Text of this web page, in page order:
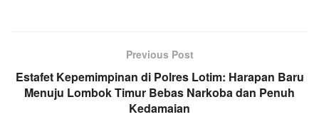
Previous Post
Estafet Kepemimpinan di Polres Lotim: Harapan Baru
Menuju Lombok Timur Bebas Narkoba dan Penuh
Kedamaian